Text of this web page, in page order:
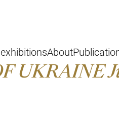
About
UKRAINE